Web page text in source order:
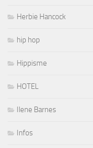
Herbie Hancock
hip hop
Hippisme
HOTEL
Ilene Barnes
Infos